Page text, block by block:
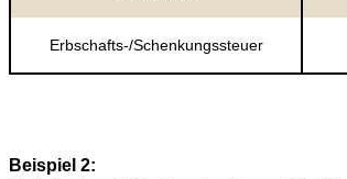
Beispiel 2:
Erbschafts-/Schenkungssteuer